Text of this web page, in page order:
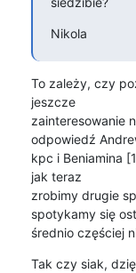
Nikola
To zależy, czy
jeszcze
zainteresowanie
odpowiedź
kpc i Beniamina
jak teraz
zrobimy drugie
spotykamy się
średnio częściej
Tak czy siak,